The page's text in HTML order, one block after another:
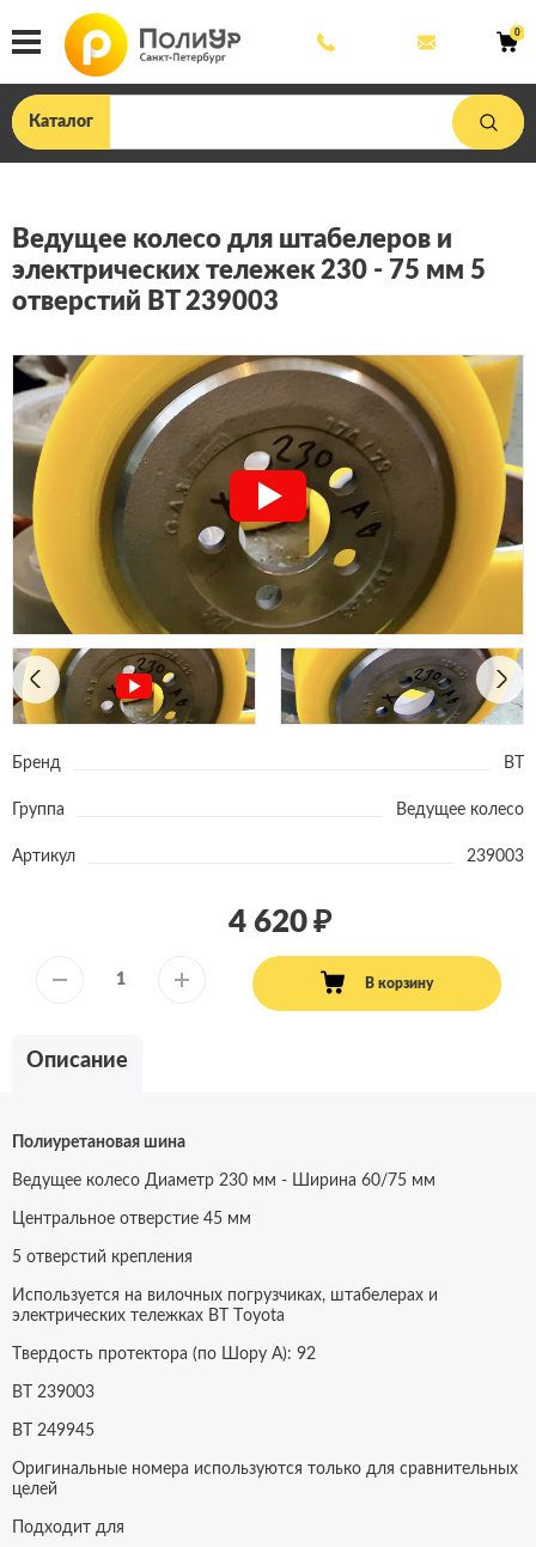
33
0
Каталог
Ведущее колесо для штабелеров и
электрических тележек 230 - 75 мм 5
отверстий BT 239003
Бренд BT
Группа Ведущее колесо
Артикул 239003
4 620
В корзину
Описание
Полиуретановая шина
Ведущее колесо Диаметр 230 мм - Ширина 60/75 мм
Центральное отверстие 45 мм
5 отверстий крепления
Используется на вилочных погрузчиках, штабелерах и
электрических тележках BT Toyota
Твердость протектора (по Шору А): 92
BT 239003
BT 249945
Оригинальные номера используются только для сравнительных
целей
Подходит для